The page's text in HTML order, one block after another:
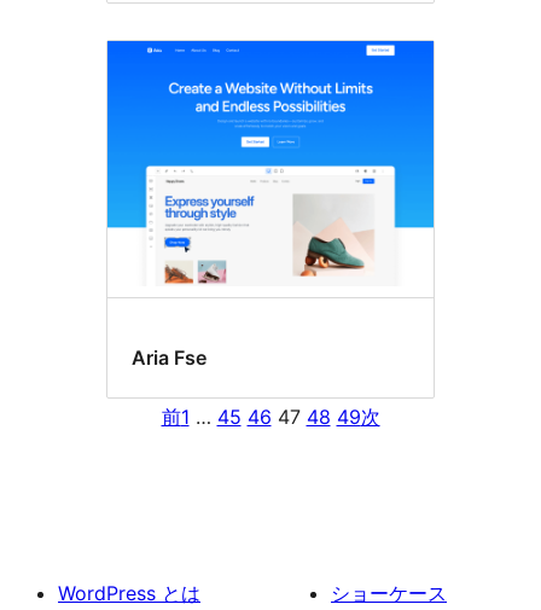
Aria Fse
前1 … 45 46 47 48 49次
WordPress とは
ショーケース